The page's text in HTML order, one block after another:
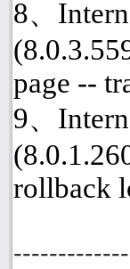
8、
page --
9、
rollback